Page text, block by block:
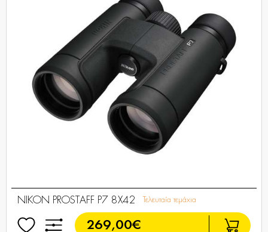
NIKON PROSTAFF P7 8X42 Τελευταία τεμάχια
269,00€